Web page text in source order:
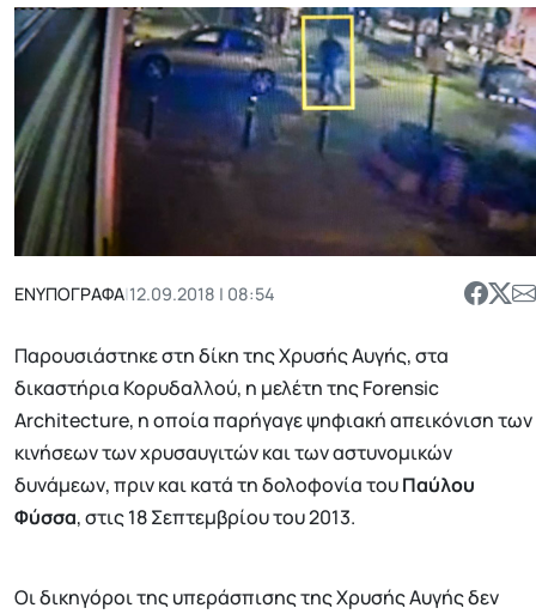
ΕΝΥΠΟΓΡΑΦΑ|12.09.2018 | 08:54
Παρουσιάστηκε στη δίκη της Χρυσής Αυγής, στα
δικαστήρια Κορυδαλλού, η μελέτη της Forensic
Architecture, η οποία παρήγαγε ψηφιακή απεικόνιση των
κινήσεων των xρυσαυγιτών και των αστυνομικών
δυνάμεων, πριν και κατά τη δολοφονία τουΠαύλου
Φύσσα, στις 18 Σεπτεμβρίου του 2013.
Οι δικηγόροι της υπεράσπισης της Χρυσής Αυγής δεν